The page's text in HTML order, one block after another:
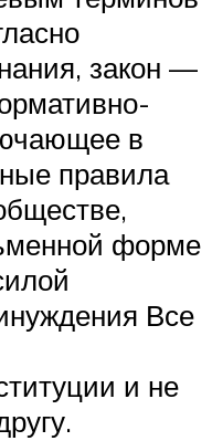
закон —
в
правила
форме
Все
и не